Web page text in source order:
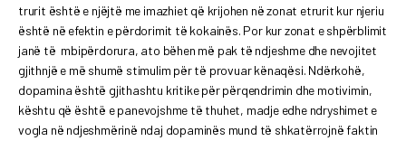
trurit është e njëjtë me imazhiet që krijohen në zonat etrurit kur njeriu
është në efektin e përdorimit të kokainës. Por kur zonat e shpërblimit
janë të mbipërdorura, ato bëhen më pak të ndjeshme dhe nevojitet
gjithnjë e më shumë stimulim për të provuar kënaqësi. Ndërkohë,
dopamina është gjithashtu kritike për përqendrimin dhe motivimin,
kështu që është e panevojshme të thuhet, madje edhe ndryshimet e
vogla në ndjeshmërinë ndaj dopaminës mund të shkatërrojnë faktin